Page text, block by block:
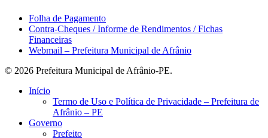
Folha de Pagamento
Contra-Cheques / Informe de Rendimentos / Fichas
Financeiras
Webmail – Prefeitura Municipal de Afrânio
© 2026 Prefeitura Municipal de Afrânio-PE.
Close
Início
Termo de Uso e Política de Privacidade – Prefeitura de
Afrânio – PE
Governo
Prefeito